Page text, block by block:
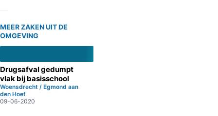
MEER ZAKEN UIT DE
OMGEVING
Drugsafval gedumpt
vlak bij basisschool
Woensdrecht / Egmond aan
den Hoef
09-06-2020